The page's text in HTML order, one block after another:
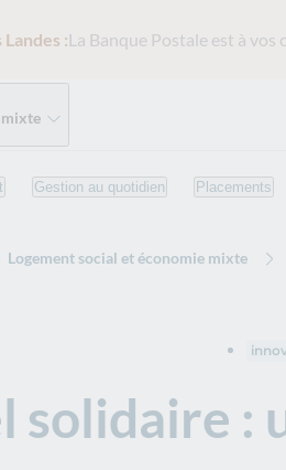
:La Banque Postale est à vos
mixte
Gestion au quotidien Placements
Logement social et économie mixte
solidaire :